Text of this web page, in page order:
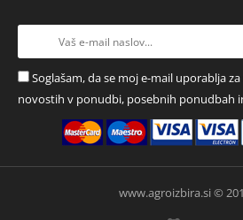
Soglašam, da se moj e-mail uporablja
novostih v ponudbi, posebnih ponudbah
www.agroizbira.si ©